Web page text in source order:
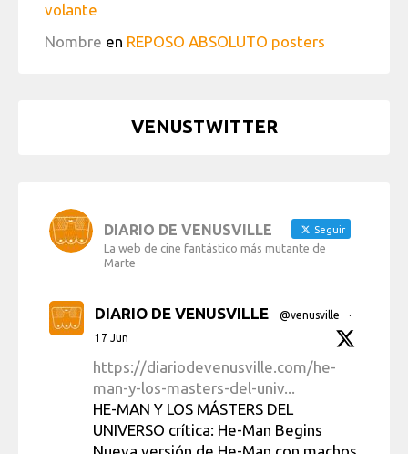
volante
Nombre en REPOSO ABSOLUTO posters
VENUSTWITTER
DIARIO DE VENUSVILLE Seguir
La web de cine fantástico más mutante de
Marte
DIARIO DE VENUSVILLE @venusville
·
17 Jun
https://diariodevenusville.com/he-
man-y-los-masters-del-univ...
HE-MAN Y LOS MÁSTERS DEL
UNIVERSO crítica: He-Man Begins